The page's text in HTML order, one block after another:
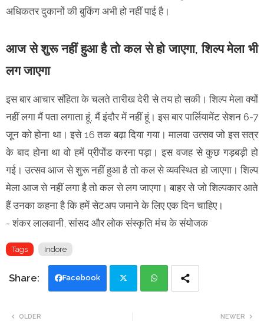
अधिकतर दुकानों की बुकिंग अभी हो नहीं पाई है।
आज से शुरू नहीं हुआ है तो कल से हो जाएगा, शिल्प मेला भी
लग जाएगा
इस बार आचार संहिता के चलते तारीख देरी से तय हो सकी। शिल्प मेला क्यों
नहीं लगा मैं पता लगाता हूं, मैं इंदौर में नहीं हूं। इस बार पार्लियामेंट सेशन 6-7
जून को होना था। इसे 16 तक बढ़ा दिया गया। मालवा उत्सव जो इस सत्र
के बाद होना था वो हमें प्रीपोंड करना पड़ा। इस वजह से कुछ गड़बड़ी हो
गई। उत्सव आज से शुरू नहीं हुआ है तो कल से व्यवस्थित हो जाएगा। शिल्प
मेला आज से नहीं लगा है तो कल से लग जाएगा। बाहर से जो शिल्पकार आते
हैं उनका कहना है कि हमें सेटअप जमाने के लिए एक दिन चाहिए।
- शंकर लालवानी, सांसद और लोक संस्कृति मंच के संयोजक
Tags Indore
Facebook
NEWER
OLDER